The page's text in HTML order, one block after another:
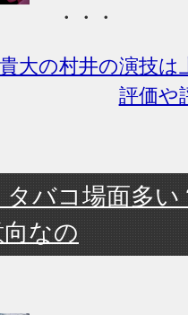
・・・
大の村井の演技
評価や
バコ場面多
なの